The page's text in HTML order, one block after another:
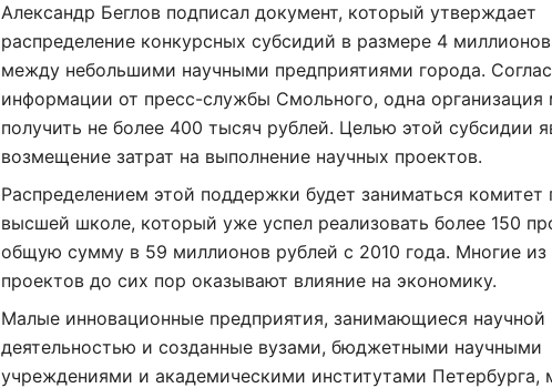
Александр Беглов подписал документ, который утверждает
распределение конкурсных субсидий в размере 4
между небольшими научными предприятиями города.
информации от пресс-службы Смольного, одна организация
получить не более 400 тысяч рублей. Целью этой субсидии
возмещение затрат на выполнение научных проектов.
Распределением этой поддержки будет заниматься комитет
высшей школе, который уже успел реализовать более 150
общую сумму в 59 миллионов рублей с 2010 года. Многие из
проектов до сих пор оказывают влияние на экономику.
Малые инновационные предприятия, занимающиеся научной
деятельностью и созданные вузами, бюджетными научными
учреждениями и академическими институтами Петербурга,